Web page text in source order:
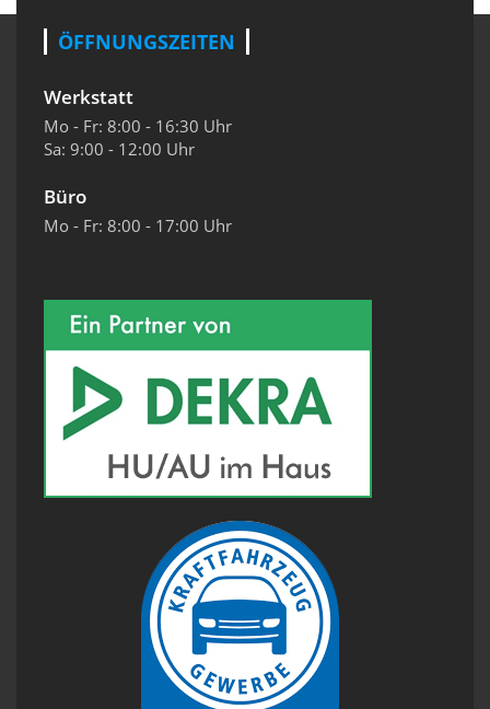
ÖFFNUNGSZEITEN
Werkstatt
Mo - Fr: 8:00 - 16:30 Uhr
Sa: 9:00 - 12:00 Uhr
Büro
Mo - Fr: 8:00 - 17:00 Uhr